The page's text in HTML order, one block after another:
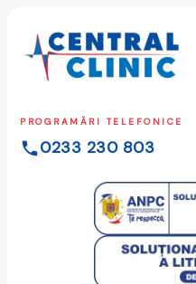
PROGRAMĂRI TELEFONICE
0233 230 803